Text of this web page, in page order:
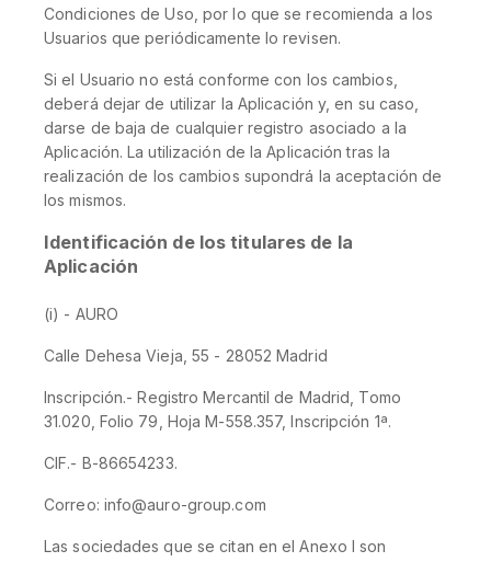
Condiciones de Uso, por lo que se recomienda a los
Usuarios que periódicamente lo revisen.
Si el Usuario no está conforme con los cambios,
deberá dejar de utilizar la Aplicación y, en su caso,
darse de baja de cualquier registro asociado a la
Aplicación. La utilización de la Aplicación tras la
realización de los cambios supondrá la aceptación de
los mismos.
Identificación de los titulares de la
Aplicación
(i) - AURO
Calle Dehesa Vieja, 55 - 28052 Madrid
Inscripción.- Registro Mercantil de Madrid, Tomo
31.020, Folio 79, Hoja M-558.357, Inscripción 1ª.
CIF.- B-86654233.
Correo: info@auro-group.com
Las sociedades que se citan en el Anexo I son